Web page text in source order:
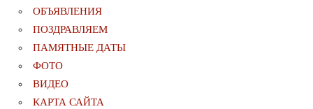
ОБЪЯВЛЕНИЯ
ПОЗДРАВЛЯЕМ
ПАМЯТНЫЕ ДАТЫ
ФОТО
ВИДЕО
КАРТА САЙТА